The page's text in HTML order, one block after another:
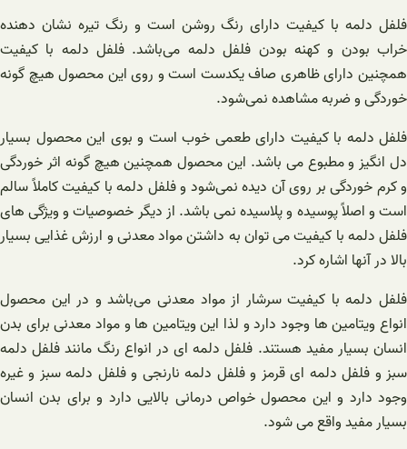
فلفل دلمه با کیفیت دارای رنگ روشن است و رنگ تیره نشان دهنده
خراب بودن و کهنه بودن فلفل دلمه می‌باشد. فلفل دلمه با کیفیت
همچنین دارای ظاهری صاف یکدست است و روی این محصول هیچ گونه
خوردگی و ضربه مشاهده نمی‌شود.
فلفل دلمه با کیفیت دارای طعمی خوب است و بوی این محصول بسیار
دل انگیز و مطبوع می باشد. این محصول همچنین هیچ گونه اثر خوردگی
و کرم خوردگی بر روی آن دیده نمی‌شود و فلفل دلمه با کیفیت کاملاً سالم
است و اصلاً پوسیده و پلاسیده نمی باشد. از دیگر خصوصیات و ویژگی های
فلفل دلمه با کیفیت می توان به داشتن مواد معدنی و ارزش غذایی بسیار
بالا در آنها اشاره کرد.
فلفل دلمه با کیفیت سرشار از مواد معدنی می‌باشد و در این محصول
انواع ویتامین ها وجود دارد و لذا این ویتامین ها و مواد معدنی برای بدن
انسان بسیار مفید هستند. فلفل دلمه ای در انواع رنگ مانند فلفل دلمه
سبز و فلفل دلمه ای قرمز و فلفل دلمه نارنجی و فلفل دلمه سبز و غیره
وجود دارد و این محصول خواص درمانی بالایی دارد و برای بدن انسان
بسیار مفید واقع می شود.